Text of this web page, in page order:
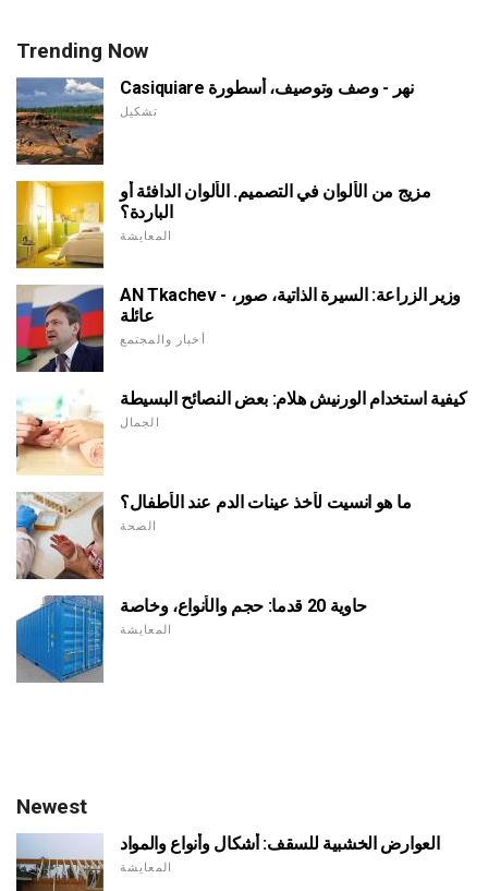
Trending Now
Casiquiare نهر - وصف وتوصيف، أسطورة
تشكيل
مزيج من الألوان في التصميم. الألوان الدافئة أو
الباردة؟
المعايشة
AN Tkachev - وزير الزراعة: السيرة الذاتية، صور،
عائلة
أخبار والمجتمع
كيفية استخدام الورنيش هلام: بعض النصائح البسيطة
الجمال
ما هو انسيت لأخذ عينات الدم عند الأطفال؟
الصحة
حاوية 20 قدما: حجم والأنواع، وخاصة
المعايشة
Newest
العوارض الخشبية للسقف: أشكال وأنواع والمواد
المعايشة